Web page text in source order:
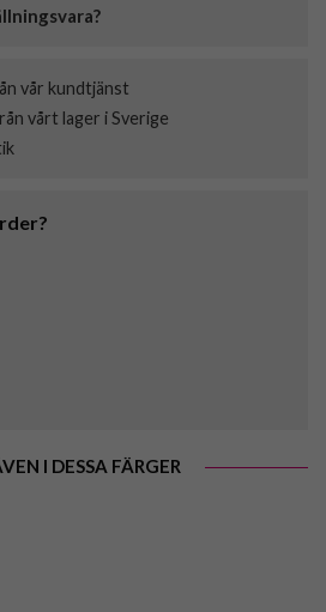
vår kundtjänst
vårt lager i Sverige
I DESSA FÄRGER